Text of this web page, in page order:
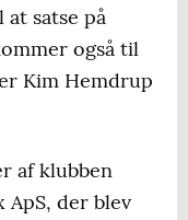
satse på
også til
Kim Hemdrup
af klubben
ApS, der blev